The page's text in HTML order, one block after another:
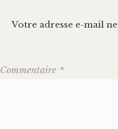
Votre adresse e-mail
Commentaire *